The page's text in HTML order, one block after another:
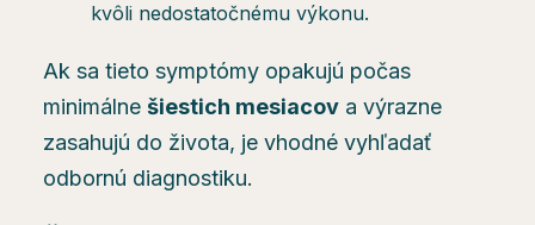
kvôli nedostatočnému výkonu.
Ak sa tieto symptómy opakujú počas
minimálne šiestich mesiacov a výrazne
zasahujú do života, je vhodné vyhľadať
odbornú diagnostiku.